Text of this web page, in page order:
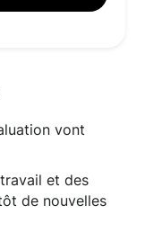
vont
et des
de nouvelles